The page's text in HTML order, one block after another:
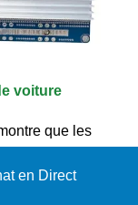
voiture
que les
en Direct